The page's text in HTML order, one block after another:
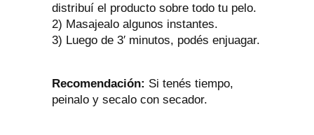
distribuí el producto sobre todo tu pelo.
2) Masajealo algunos instantes.
3) Luego de 3′ minutos, podés enjuagar.
Recomendación: Si tenés tiempo,
peinalo y secalo con secador.